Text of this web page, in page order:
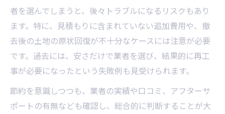
者を選んでしまうと、後々トラブルになるリスクもあり
ます。特に、見積もりに含まれていない追加費用や、撤
去後の土地の原状回復が不十分なケースには注意が必要
です。過去には、安さだけで業者を選び、結果的に再工
事が必要になったという失敗例も見受けられます。
節約を意識しつつも、業者の実績や口コミ、アフターサ
ポートの有無なども確認し、総合的に判断することが大